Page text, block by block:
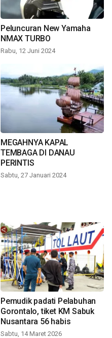
Peluncuran New Yamaha
NMAX TURBO
Rabu, 12 Juni 2024
MEGAHNYA KAPAL
TEMBAGA DI DANAU
PERINTIS
Sabtu, 27 Januari 2024
Pemudik padati Pelabuhan
Gorontalo, tiket KM Sabuk
Nusantara 56 habis
Sabtu, 14 Maret 2026